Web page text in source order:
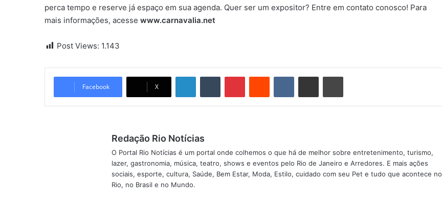
perca tempo e reserve já espaço em sua agenda. Quer ser um expositor? Entre em contato conosco! Para
mais informações, acesse www.carnavalia.net
Post Views: 1.143
Facebook X
Redação Rio Notícias
O Portal Rio Notícias é um portal onde colhemos o que há de melhor sobre entretenimento, turismo,
lazer, gastronomia, música, teatro, shows e eventos pelo Rio de Janeiro e Arredores. E mais ações
sociais, esporte, cultura, Saúde, Bem Estar, Moda, Estilo, cuidado com seu Pet e tudo que acontece no
Rio, no Brasil e no Mundo.